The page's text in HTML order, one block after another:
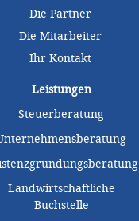
Die Partner
Die Mitarbeiter
Ihr Kontakt
Leistungen
Steuerberatung
Landwirtschaftliche
Buchstelle